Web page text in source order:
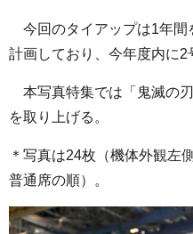
今回のタイアップは1年間
計画しており、今年度内に2
本写真特集では「鬼滅の
を取り上げる。
＊写真は24枚（機体外観
普通席の順）。